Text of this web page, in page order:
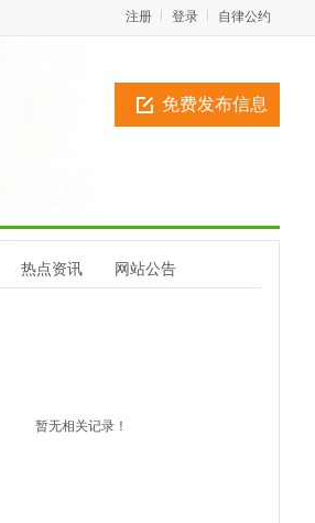
自律公约
登录
注册
免费发布信息
热点资讯 网站公告
暂无相关记录！